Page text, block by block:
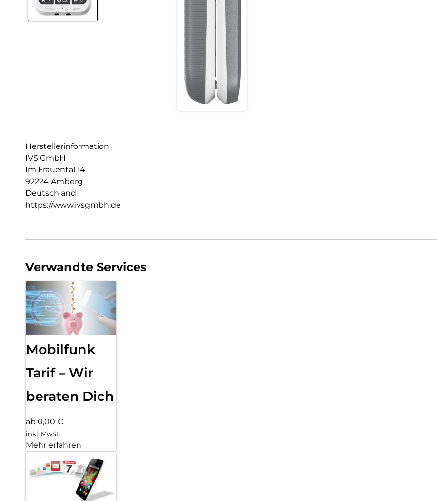
Herstellerinformation
IVS GmbH
Im Frauental 14
92224 Amberg
Deutschland
https://www.ivsgmbh.de
Verwandte Services
Mobilfunk
Tarif – Wir
beraten Dich
ab 0,00 €
inkl. MwSt.
Mehr erfahren